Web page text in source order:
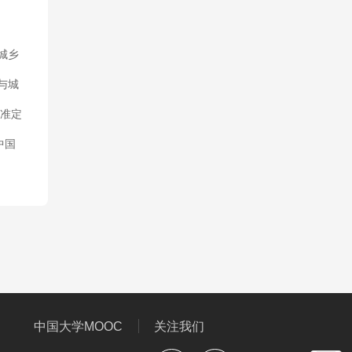
面
表
二
乡
城
定
国
关注我们
中国大学MOOC